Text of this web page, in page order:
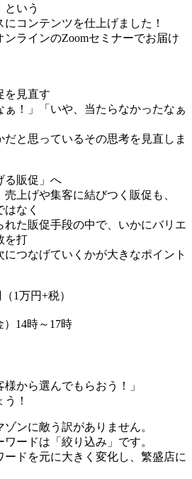
という
コンテンツを仕上げました！
ラインのZoomセミナーでお届け
を見直す
ぁ！」「いや、当たらなかったなぁ
と思っているその思考を見直しま
る販促」へ
上げや集客に結びつく販促も、
なく
た販促手段の中で、いかにバリエ
を打
つなげていくかが大きなポイント
1万円+税）
）14時～17時
様から選んでもらおう！」
！
ンに敵う訳がありません。
ードは「絞り込み」です。
ードを元に大きく変化し、繁盛店に